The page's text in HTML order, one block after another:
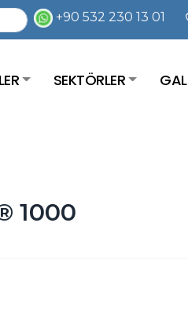
+90 532 230 13 01
SEKTÖRLER
1000